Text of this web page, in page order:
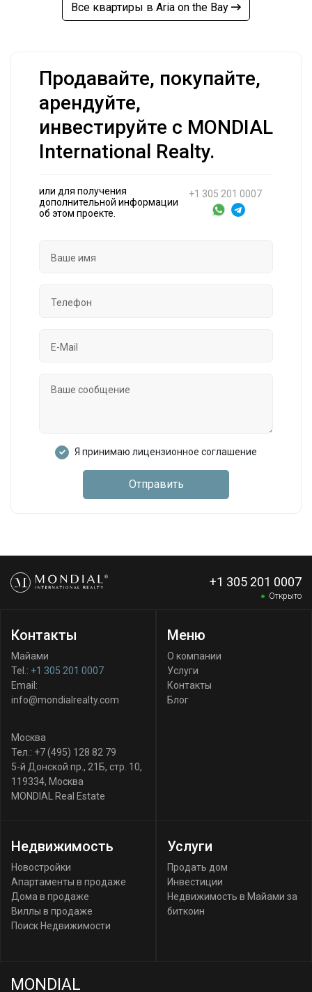
Все квартиры в Aria on the Bay
Продавайте, покупайте,
арендуйте,
инвестируйте с MONDIAL
International Realty.
или для получения
дополнительной информации
об этом проекте.
+1 305 201 0007
Я принимаю лицензионное соглашение
Отправить
+1 305 201 0007
Открыто
Контакты
Майами
Tel.: +1 305 201 0007
Email:
info@mondialrealty.com
Москва
Тел.: +7 (495) 128 82 79
5-й Донской пр., 21Б, стр. 10,
119334, Москва
MONDIAL Real Estate
Меню
О компании
Услуги
Контакты
Блог
Недвижимость
Новостройки
Апартаменты в продаже
Дома в продаже
Виллы в продаже
Поиск Недвижимости
Услуги
Продать дом
Инвестиции
Недвижимость в Майами за
биткоин
MONDIAL